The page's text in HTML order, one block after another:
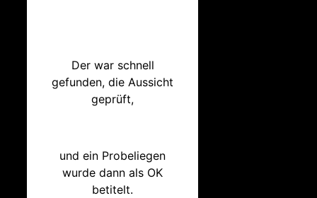
Der war schnell
gefunden, die Aussicht
geprüft,
und ein Probeliegen
wurde dann als OK
betitelt.